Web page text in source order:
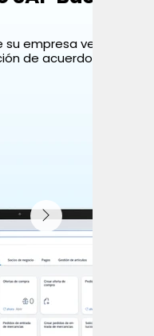
su empresa
de acuerdo con su